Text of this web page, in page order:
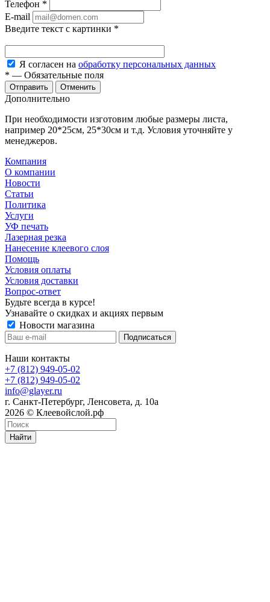
Телефон *
E-mail
Введите текст с картинки *
Я согласен на обработку персональных данных
* — Обязательные поля
Отменить
Дополнительно
При необходимости изготовим любые размеры листа,
например 20*25см, 25*30см и т.д. Условия уточняйте у
менеджеров.
Компания
О компании
Новости
Статьи
Политика
Услуги
УФ печать
Лазерная резка
Нанесение клеевого слоя
Помощь
Условия оплаты
Условия доставки
Вопрос-ответ
Будьте всегда в курсе!
Узнавайте о скидках и акциях первым
Новости магазина
Наши контакты
+7 (812) 949-05-02
+7 (812) 949-05-02
info@glayer.ru
г. Санкт-Петербург, Ленсовета, д. 10а
2026 © Клеевойслой.рф
Найти